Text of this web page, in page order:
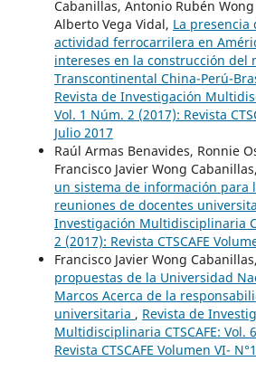
Cabanillas, Antonio Rubén
Alberto Vega Vidal, La presencia
actividad ferrocarrilera en
intereses en la construcción del
Transcontinental China-Perú-
Revista de Investigación
Vol. 1 Núm. 2 (2017): Revista
Julio 2017
Raúl Armas Benavides, Ronnie
Francisco Javier Wong Cabanillas,
un sistema de información para
reuniones de docentes
Investigación Multidisciplinaria
2 (2017): Revista CTSCAFE
Francisco Javier Wong Cabanillas,
propuestas de la Universidad
Marcos Acerca de la
universitaria , Revista de
Multidisciplinaria CTSCAFE: Vol.
Revista CTSCAFE Volumen VI-